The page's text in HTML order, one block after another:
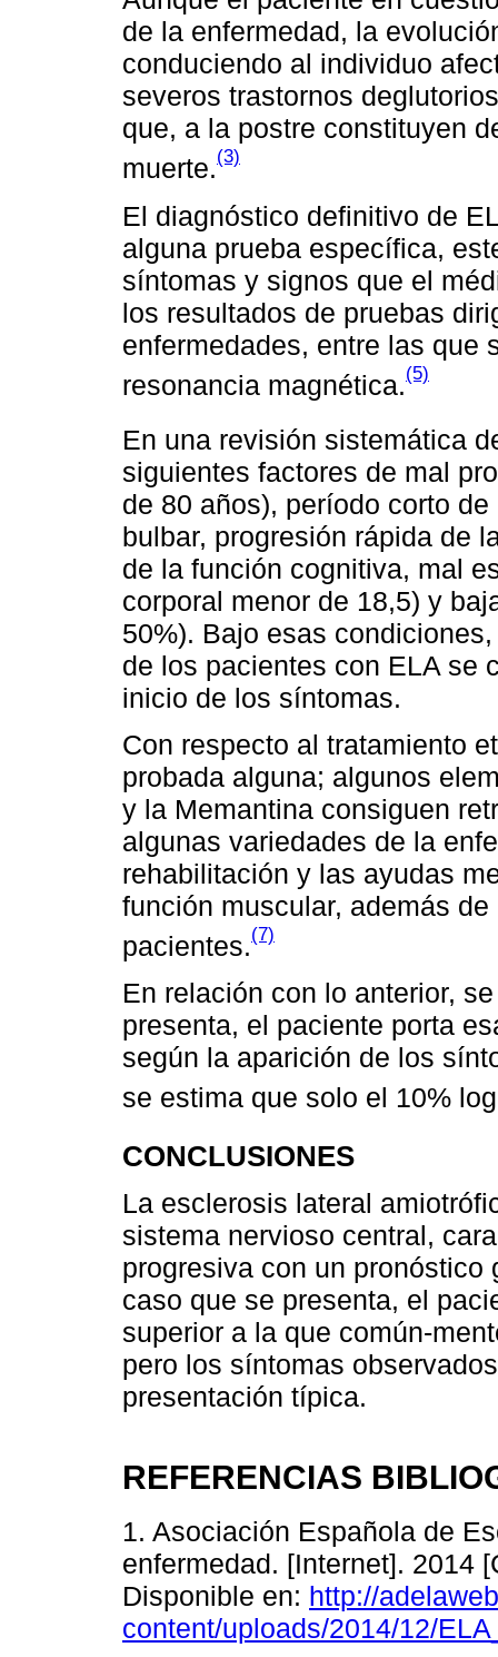
de la enfermedad, la
conduciendo al individuo
severos trastornos
que, a la postre constituyen
muerte.(3)
El diagnóstico definitivo de
alguna prueba específica,
síntomas y signos que el
los resultados de pruebas
enfermedades, entre las que
resonancia magnética.(5)
En una revisión sistemática
siguientes factores de mal
de 80 años), período corto
bulbar, progresión rápida de
de la función cognitiva, mal
corporal menor de 18,5) y
50%). Bajo esas
de los pacientes con ELA se
inicio de los síntomas.
Con respecto al tratamiento
probada alguna; algunos
y la Memantina consiguen
algunas variedades de la
rehabilitación y las ayudas
función muscular, además
pacientes.(7)
En relación con lo anterior,
presenta, el paciente porta
según la aparición de los
se estima que solo el 10%
CONCLUSIONES
La esclerosis lateral
sistema nervioso central,
progresiva con un pronóstico
caso que se presenta, el
superior a la que común-
pero los síntomas
presentación típica.
REFERENCIAS
1. Asociación Española de
enfermedad. [Internet]. 2014
Disponible en: http://
content/uploads/2014/12/